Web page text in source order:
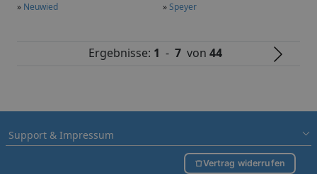
» Neuwied »Speyer
Ergebnisse: 1 -7 von44
Support & Impressum
Vertrag widerrufen